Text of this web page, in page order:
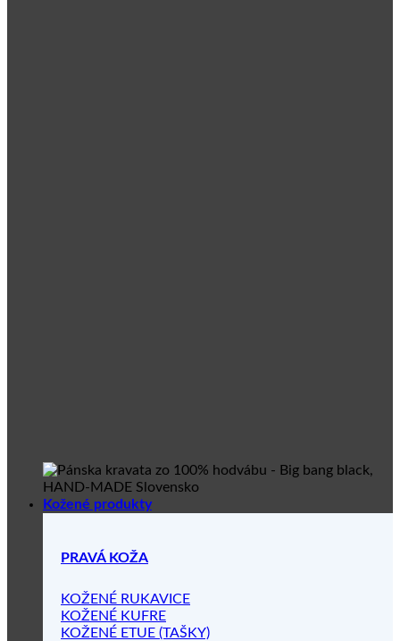
Kožené produkty
PRAVÁ KOŽA
KOŽENÉ RUKAVICE
KOŽENÉ KUFRE
KOŽENÉ ETUE (TAŠKY)